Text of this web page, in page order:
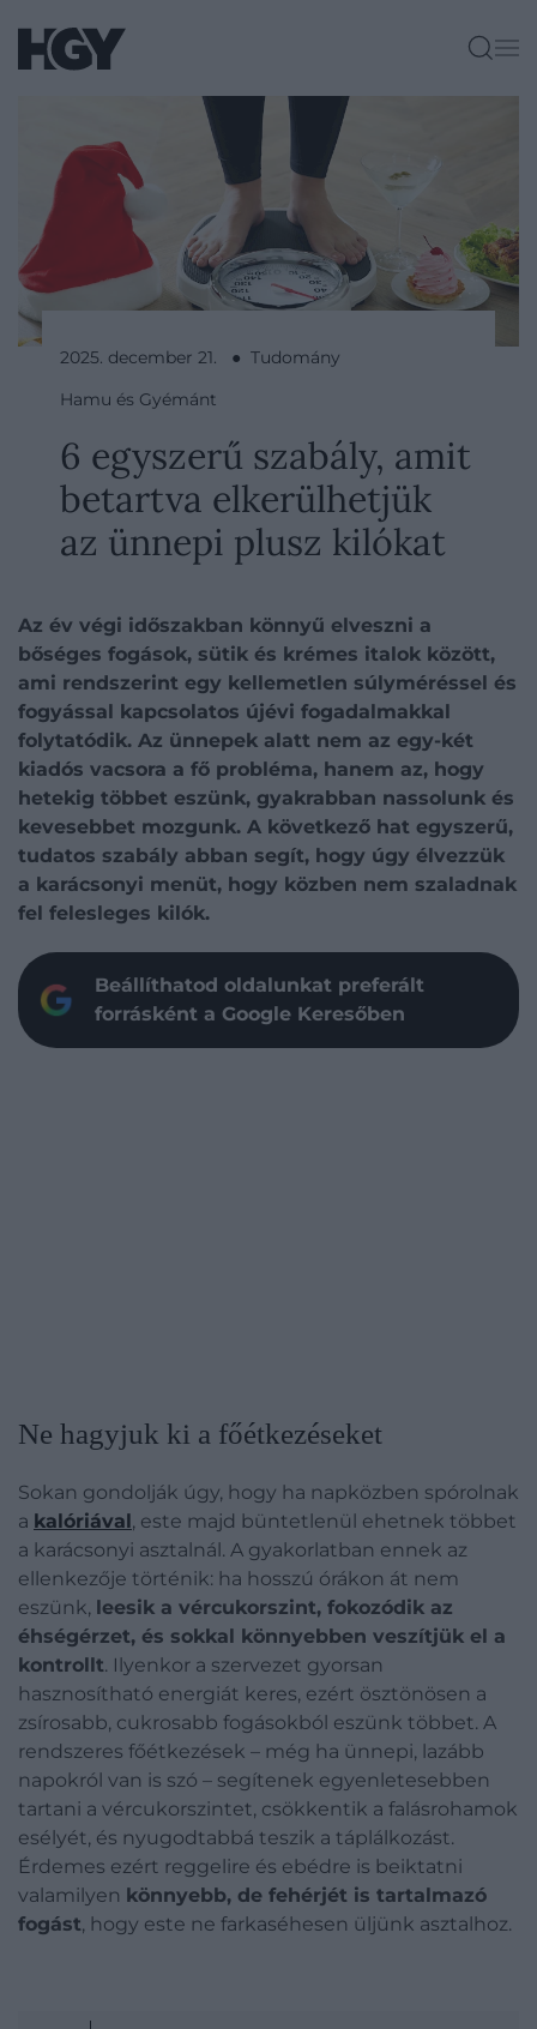
2025. december 21. ● Tudomány
Hamu és Gyémánt
6 egyszerű szabály, amit
betartva elkerülhetjük
az ünnepi plusz kilókat
Az év végi időszakban könnyű elveszni a
bőséges fogások, sütik és krémes italok között,
ami rendszerint egy kellemetlen súlyméréssel és
fogyással kapcsolatos újévi fogadalmakkal
folytatódik. Az ünnepek alatt nem az egy-két
kiadós vacsora a fő probléma, hanem az, hogy
hetekig többet eszünk, gyakrabban nassolunk és
kevesebbet mozgunk. A következő hat egyszerű,
tudatos szabály abban segít, hogy úgy élvezzük
a karácsonyi menüt, hogy közben nem szaladnak
fel felesleges kilók.
Beállíthatod oldalunkat preferált
forrásként a Google Keresőben
Ne hagyjuk ki a főétkezéseket
Sokan gondolják úgy, hogy ha napközben spórolnak
a kalóriával, este majd büntetlenül ehetnek többet
a karácsonyi asztalnál. A gyakorlatban ennek az
ellenkezője történik: ha hosszú órákon át nem
eszünk, leesik a vércukorszint, fokozódik az
éhségérzet, és sokkal könnyebben veszítjük el a
kontrollt. Ilyenkor a szervezet gyorsan
hasznosítható energiát keres, ezért ösztönösen a
zsírosabb, cukrosabb fogásokból eszünk többet. A
rendszeres főétkezések – még ha ünnepi, lazább
napokról van is szó – segítenek egyenletesebben
tartani a vércukorszintet, csökkentik a falásrohamok
esélyét, és nyugodtabbá teszik a táplálkozást.
Érdemes ezért reggelire és ebédre is beiktatni
valamilyen könnyebb, de fehérjét is tartalmazó
fogást, hogy este ne farkaséhesen üljünk asztalhoz.